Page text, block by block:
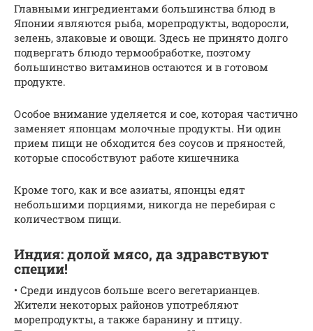
Главными ингредиентами большинства блюд в
Японии являются рыба, морепродукты, водоросли,
зелень, злаковые и овощи. Здесь не принято долго
подвергать блюдо термообработке, поэтому
большинство витаминов остаются и в готовом
продукте.
Особое внимание уделяется и сое, которая частично
заменяет японцам молочные продукты. Ни один
прием пищи не обходится без соусов и пряностей,
которые способствуют работе кишечника
Кроме того, как и все азиаты, японцы едят
небольшими порциями, никогда не перебирая с
количеством пищи.
Индия: долой мясо, да здравствуют
специи!
• Среди индусов больше всего вегетарианцев.
Жители некоторых районов употребляют
морепродукты, а также баранину и птицу.